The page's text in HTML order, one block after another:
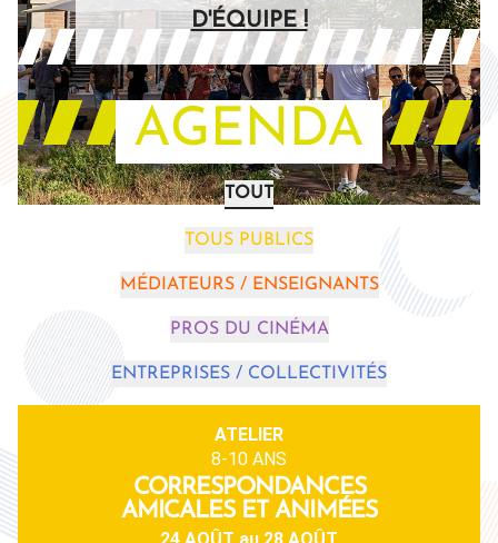
D'ÉQUIPE !
AGENDA
TOUT
TOUS PUBLICS
MÉDIATEURS / ENSEIGNANTS
PROS DU CINÉMA
ENTREPRISES / COLLECTIVITÉS
ATELIER
8-10 ANS
CORRESPONDANCES
AMICALES ET ANIMÉES